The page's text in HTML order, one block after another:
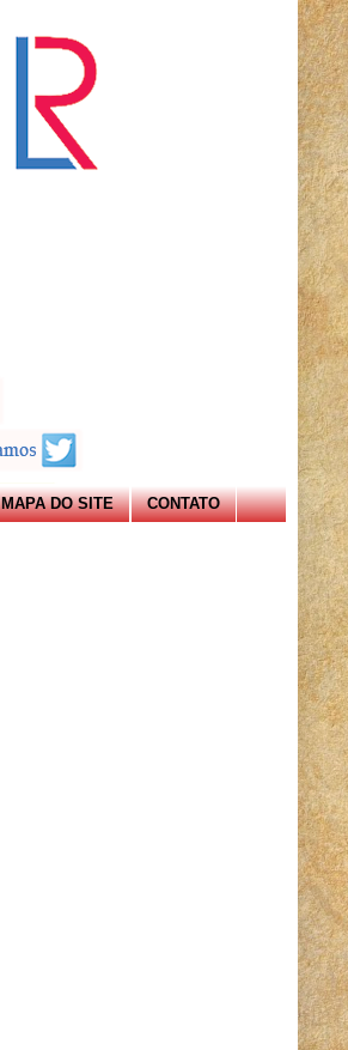
MAPA DO SITE CONTATO